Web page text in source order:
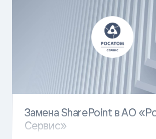
Замена SharePoint в АО
Сервис»